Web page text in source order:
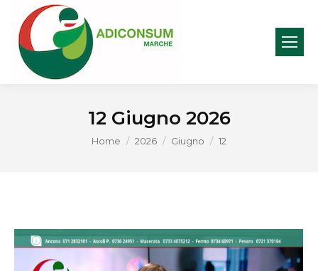
12 Giugno 2026
You are here:
Home 2026 Giugno 12